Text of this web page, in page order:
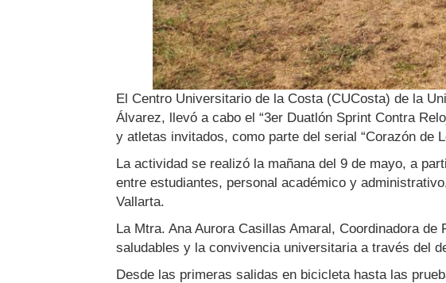
El Centro Universitario de la Costa (CUCosta) de la
Álvarez, llevó a cabo el “3er Duatlón Sprint Contra
y atletas invitados, como parte del serial “Corazón de
La actividad se realizó la mañana del 9 de mayo, a
entre estudiantes, personal académico y
Vallarta.
La Mtra. Ana Aurora Casillas Amaral, Coordinadora
saludables y la convivencia universitaria a través del
Desde las primeras salidas en bicicleta hasta las